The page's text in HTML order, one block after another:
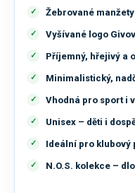
Žebrované
Vyšívané logo
Příjemný, hřejivý a
Minimalistický,
Vhodná pro sport i
Unisex – děti i
Ideální pro klubový
N.O.S. kolekce –